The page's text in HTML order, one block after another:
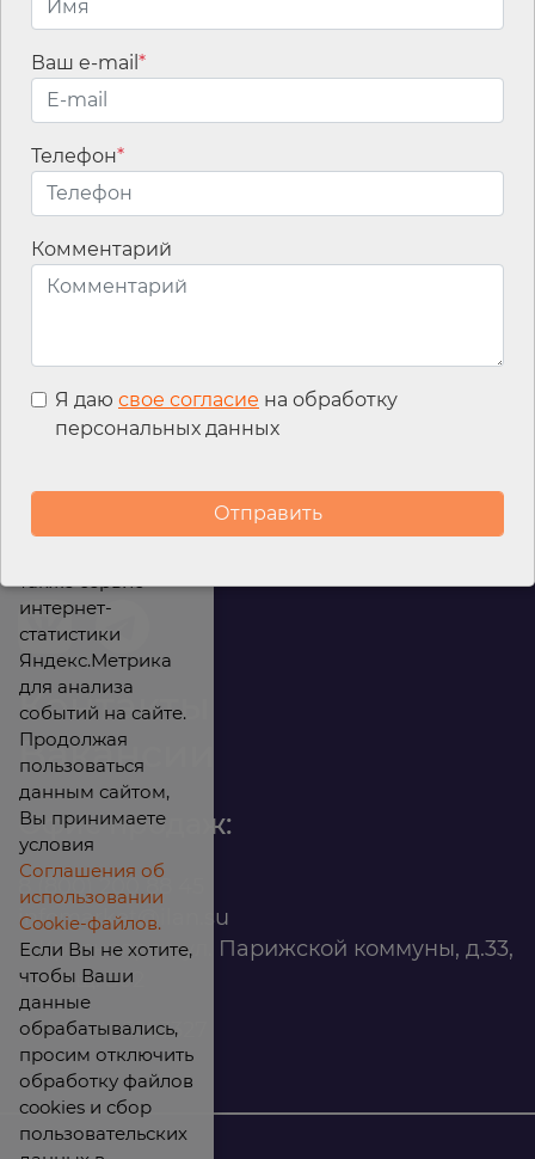
Имя*
Email*
Контакты
Вакансии
Офис продаж:
infomarket@ilan.su
г. Красноярск, ул. Парижской коммуны, д.33,
помещ. 302
ИНН: 2465263327
Ваш e-mail *
Телефон*
Комментарий
Я даю свое согласие на обработку
персональных данных
файлы cookies для
улучшения
также сервис
интернет-
статистики
Яндекс.Метрика
для анализа
событий на сайте.
Продолжая
пользоваться
данным сайтом,
Вы принимаете
условия
Соглашения об
использовании
Cookie-файлов.
Если Вы не хотите,
чтобы Ваши
данные
обрабатывались,
просим отключить
обработку файлов
cookies и сбор
пользовательских